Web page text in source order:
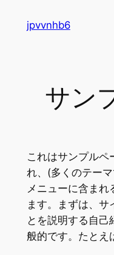
jpvvnhb6
サン
これはサンプルペ
れ、(多くのテー
メニューに含まれ
ます。まずは、サ
とを説明する自己
般的です。たとえ